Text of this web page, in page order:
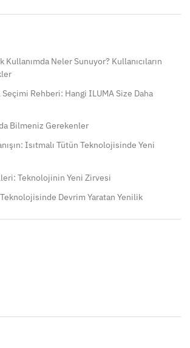
Kullanımda Neler Sunuyor? Kullanıcıların
Rehberi: Hangi ILUMA Size Daha
Bilmeniz Gerekenler
Isıtmalı Tütün Teknolojisinde Yeni
Teknolojinin Yeni Zirvesi
Devrim Yaratan Yenilik